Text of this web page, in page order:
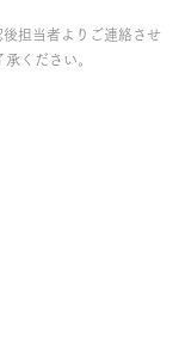
担当者よりご連絡させ
ください。